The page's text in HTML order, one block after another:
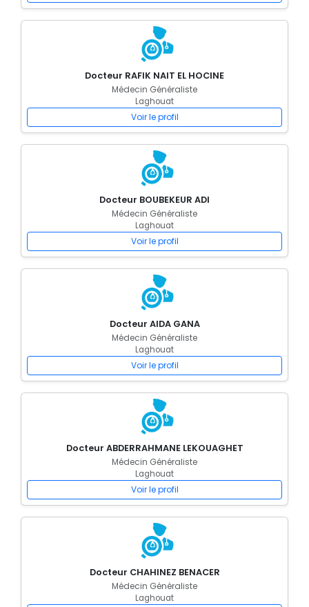
Docteur RAFIK NAIT EL HOCINE
Médecin Généraliste
Laghouat
Voir le profil
Docteur BOUBEKEUR ADI
Médecin Généraliste
Laghouat
Voir le profil
Docteur AIDA GANA
Médecin Généraliste
Laghouat
Voir le profil
Docteur ABDERRAHMANE LEKOUAGHET
Médecin Généraliste
Laghouat
Voir le profil
Docteur CHAHINEZ BENACER
Médecin Généraliste
Laghouat